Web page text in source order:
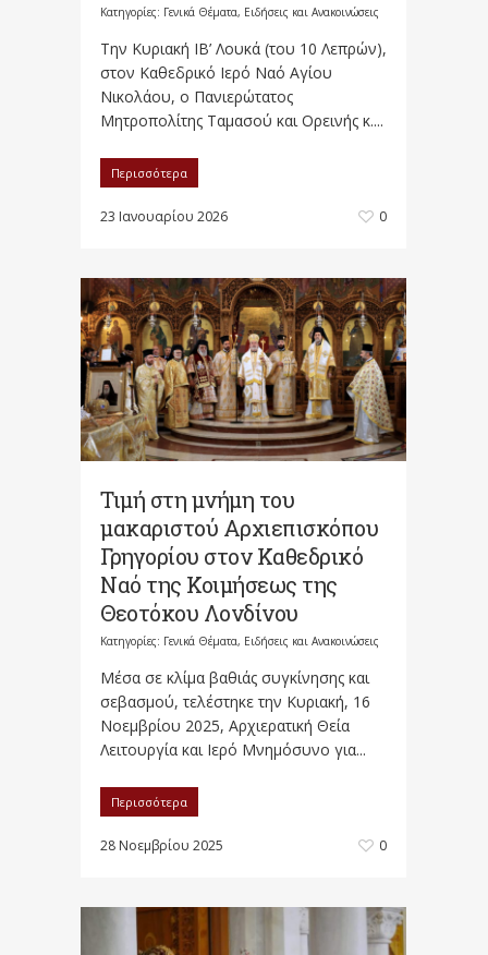
Κατηγορίες: Γενικά Θέματα, Ειδήσεις και Ανακοινώσεις
Την Κυριακή ΙΒ’ Λουκά (του 10 Λεπρών),
στον Καθεδρικό Ιερό Ναό Αγίου
Νικολάου, ο Πανιερώτατος
Μητροπολίτης Ταμασού και Ορεινής κ....
Περισσότερα
23 Ιανουαρίου 2026 0
Τιμή στη μνήμη του
μακαριστού Αρχιεπισκόπου
Γρηγορίου στον Καθεδρικό
Ναό της Κοιμήσεως της
Θεοτόκου Λονδίνου
Κατηγορίες: Γενικά Θέματα, Ειδήσεις και Ανακοινώσεις
Μέσα σε κλίμα βαθιάς συγκίνησης και
σεβασμού, τελέστηκε την Κυριακή, 16
Νοεμβρίου 2025, Αρχιερατική Θεία
Λειτουργία και Ιερό Μνημόσυνο για...
Περισσότερα
28 Νοεμβρίου 2025 0